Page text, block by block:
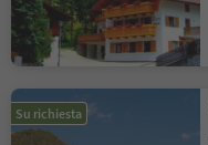
Su richiesta